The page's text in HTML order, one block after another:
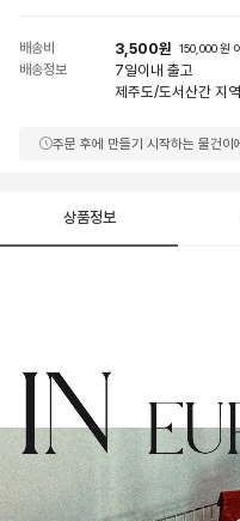
배송비 3,500원 150,000 원
배송정보 7일이내 출고
제주도/도서산간 지
주문 후에 만들기 시작하는 물건이
상품정보